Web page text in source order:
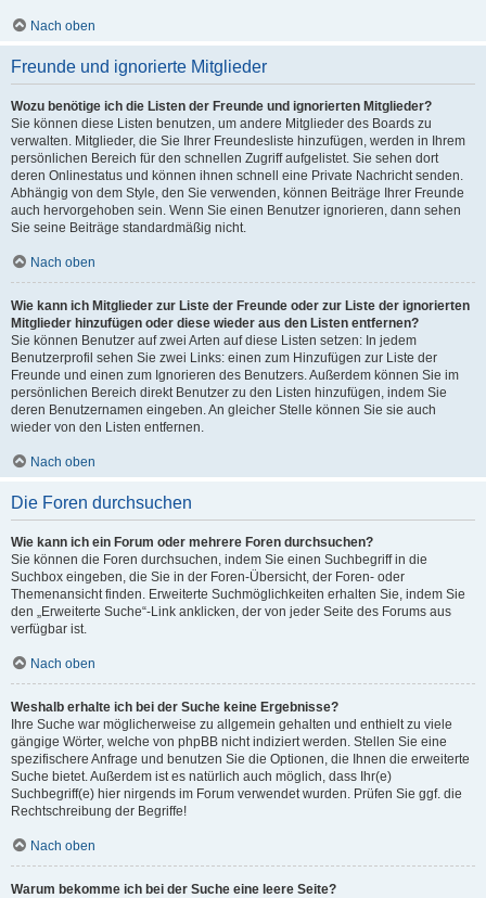
Nach oben
Freunde und ignorierte Mitglieder
Wozu benötige ich die Listen der Freunde und ignorierten Mitglieder?
Sie können diese Listen benutzen, um andere Mitglieder des Boards zu
verwalten. Mitglieder, die Sie Ihrer Freundesliste hinzufügen, werden in Ihrem
persönlichen Bereich für den schnellen Zugriff aufgelistet. Sie sehen dort
deren Onlinestatus und können ihnen schnell eine Private Nachricht senden.
Abhängig von dem Style, den Sie verwenden, können Beiträge Ihrer Freunde
auch hervorgehoben sein. Wenn Sie einen Benutzer ignorieren, dann sehen
Sie seine Beiträge standardmäßig nicht.
Nach oben
Wie kann ich Mitglieder zur Liste der Freunde oder zur Liste der ignorierten
Mitglieder hinzufügen oder diese wieder aus den Listen entfernen?
Sie können Benutzer auf zwei Arten auf diese Listen setzen: In jedem
Benutzerprofil sehen Sie zwei Links: einen zum Hinzufügen zur Liste der
Freunde und einen zum Ignorieren des Benutzers. Außerdem können Sie im
persönlichen Bereich direkt Benutzer zu den Listen hinzufügen, indem Sie
deren Benutzernamen eingeben. An gleicher Stelle können Sie sie auch
wieder von den Listen entfernen.
Nach oben
Die Foren durchsuchen
Wie kann ich ein Forum oder mehrere Foren durchsuchen?
Sie können die Foren durchsuchen, indem Sie einen Suchbegriff in die
Suchbox eingeben, die Sie in der Foren-Übersicht, der Foren- oder
Themenansicht finden. Erweiterte Suchmöglichkeiten erhalten Sie, indem Sie
den „Erweiterte Suche“-Link anklicken, der von jeder Seite des Forums aus
verfügbar ist.
Nach oben
Weshalb erhalte ich bei der Suche keine Ergebnisse?
Ihre Suche war möglicherweise zu allgemein gehalten und enthielt zu viele
gängige Wörter, welche von phpBB nicht indiziert werden. Stellen Sie eine
spezifischere Anfrage und benutzen Sie die Optionen, die Ihnen die erweiterte
Suche bietet. Außerdem ist es natürlich auch möglich, dass Ihr(e)
Suchbegriff(e) hier nirgends im Forum verwendet wurden. Prüfen Sie ggf. die
Rechtschreibung der Begriffe!
Nach oben
Warum bekomme ich bei der Suche eine leere Seite?